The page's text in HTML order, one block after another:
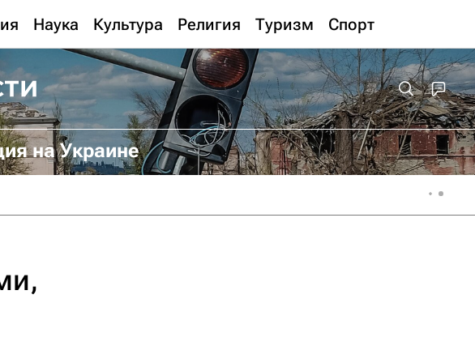
Наука Культура Религия Туризм Спорт
на Украине